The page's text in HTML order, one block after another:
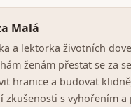
Malá
a lektorka životních
ženám přestat se za
hranice a budovat
zkušenosti s vyhořením a